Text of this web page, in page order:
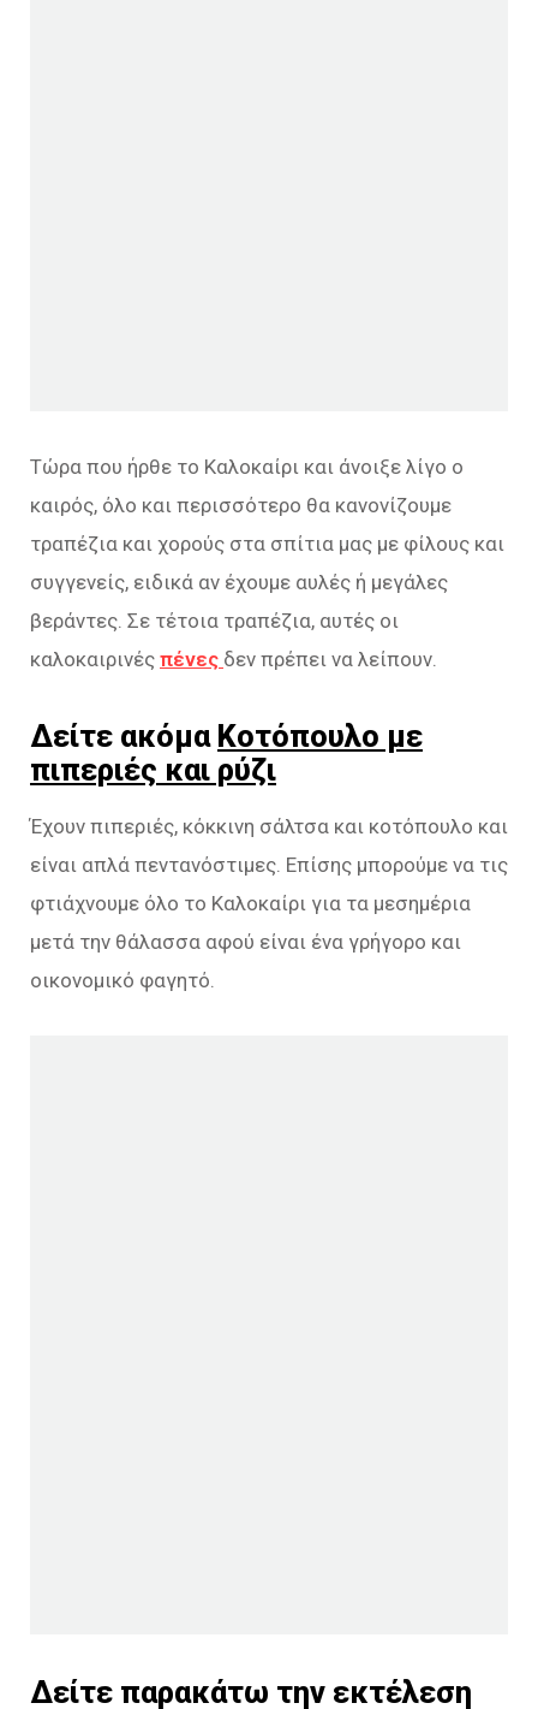
Τώρα που ήρθε το Καλοκαίρι και άνοιξε λίγο ο
καιρός, όλο και περισσότερο θα κανονίζουμε
τραπέζια και χορούς στα σπίτια μας με φίλους και
συγγενείς, ειδικά αν έχουμε αυλές ή μεγάλες
βεράντες. Σε τέτοια τραπέζια, αυτές οι
καλοκαιρινές πένες δεν πρέπει να λείπουν.
Δείτε ακόμα Κοτόπουλο με
πιπεριές και ρύζι
Έχουν πιπεριές, κόκκινη σάλτσα και κοτόπουλο και
είναι απλά πεντανόστιμες. Επίσης μπορούμε να τις
φτιάχνουμε όλο το Καλοκαίρι για τα μεσημέρια
μετά την θάλασσα αφού είναι ένα γρήγορο και
οικονομικό φαγητό.
Δείτε παρακάτω την εκτέλεση